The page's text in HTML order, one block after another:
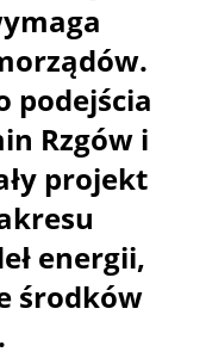
podejścia
Rzgów i
projekt
energii,
środków